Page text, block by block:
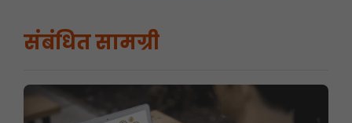
संबंधित सामग्री